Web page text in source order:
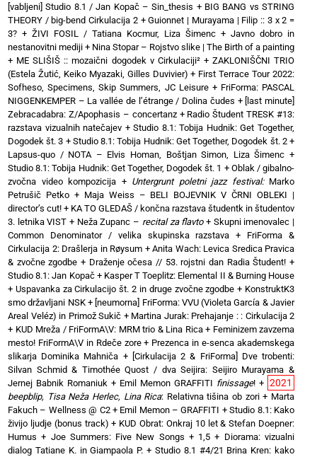
[vabljeni] Studio 8.1 / Jan Kopač – Sin_thesis + BIG BANG vs STRING
THEORY / big-bend Cirkulacija 2+Guionnet | Murayama | Filip :: 3 x 2 =
3? + ŽIVI FOSIL / Tatiana Kocmur, Liza Šimenc + Javno dobro in
nestanovitni mediji + Nina Stopar – Rojstvo slike | The Birth of a painting
+ ME SLIŠIŠ :: mozaični dogodek v Cirkulaciji²+ ZAKLONIŠČNI TRIO
(Estela Žutić, Keiko Myazaki, Gilles Duvivier) + First Terrace Tour 2022:
Sofheso, Specimens, Skip Summers, JC Leisure+ FriForma: PASCAL
NIGGENKEMPER – La vallée de l’étrange / Dolina čudes + [last minute]
Zebracadabra: Z/Apophasis – concertanz+ Radio Študent TRESK #13:
razstava vizualnih natečajev +Studio 8.1: Tobija Hudnik: Get Together,
Dogodek št. 3 + Studio 8.1: Tobija Hudnik: Get Together, Dogodek št. 2+
Lapsus-quo / NOTA – Elvis Homan, Boštjan Simon, Liza Šimenc +
Studio 8.1: Tobija Hudnik: Get Together, Dogodek št. 1 + Oblak / gibalno-
zvočna video kompozicija + Untergrunt poletni jazz festival:Marko
Petrušič Petko+ Maja Weiss – BELI BOJEVNIK V ČRNI OBLEKI |
director’s cut! + KA TO GLEDAŠ / končna razstava študentk in študentov
3. letnika VIST + Neža Zupanc – recital za flavto+ Skupni imenovalec |
Common Denominator / velika skupinska razstava + FriForma &
Cirkulacija 2: Drašlerja in Røysum + Anita Wach: Levica Sredica Pravica
& zvočne zgodbe + Draženje očesa // 53. rojstni dan Radia Študent! +
Studio 8.1: Jan Kopač+ Kasper T Toeplitz: Elemental II & Burning House
+ Uspavanka za Cirkulacijo št. 2 in druge zvočne zgodbe + KonstruktK3
smo državljani NSK+ [neumorna] FriForma: VVU (Violeta García & Javier
Areal Veléz) in Primož Sukič + Martina Jurak: Prehajanje : : Cirkulacija 2
+ KUD Mreža / FriFormA\V: MRM trio & Lina Rica+ Feminizem zavzema
mesto! FriFormA\V in Rdeče zore+ Prezenca in e-senca akademskega
slikarja Dominika Mahniča + [Cirkulacija 2 & FriForma] Dve trobenti:
Silvan Schmid & Timothée Quost / dva Seijira: Seijiro Murayama &
Jernej Babnik Romaniuk + Emil Memon GRAFFITI finissage! + 2021
beepblip, Tisa Neža Herlec, Lina Rica: Relativna tišina ob zori+ Marta
Fakuch – Wellness @ C2+ Emil Memon – GRAFFITI +Studio 8.1: Kako
živijo ljudje (bonus track) + KUD Obrat: Onkraj 10 let & Stefan Doepner:
Humus + Joe Summers: Five New Songs + 1,5 + Diorama: vizualni
dialog Tatiane K. in Giampaola P. + Studio 8.1 #4/21 Brina Kren: kako